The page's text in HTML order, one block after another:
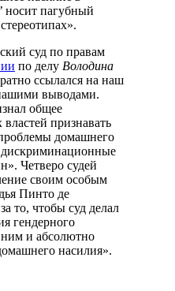
носит пагубный
суд по правам
по делу Володина
ссылался на наш
выводами.
общее
признавать
домашнего
дискриминационные
Четверо судей
своим особым
Пинто де
за то, чтобы суд делал
гендерного
ним и абсолютно
насилия».